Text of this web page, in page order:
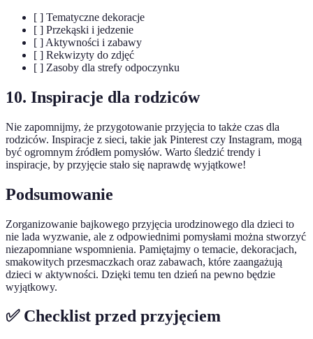
[ ] Tematyczne dekoracje
[ ] Przekąski i jedzenie
[ ] Aktywności i zabawy
[ ] Rekwizyty do zdjęć
[ ] Zasoby dla strefy odpoczynku
10. Inspiracje dla rodziców
Nie zapomnijmy, że przygotowanie przyjęcia to także czas dla
rodziców. Inspiracje z sieci, takie jak Pinterest czy Instagram, mogą
być ogromnym źródłem pomysłów. Warto śledzić trendy i
inspiracje, by przyjęcie stało się naprawdę wyjątkowe!
Podsumowanie
Zorganizowanie bajkowego przyjęcia urodzinowego dla dzieci to
nie lada wyzwanie, ale z odpowiednimi pomysłami można stworzyć
niezapomniane wspomnienia. Pamiętajmy o temacie, dekoracjach,
smakowitych przesmaczkach oraz zabawach, które zaangażują
dzieci w aktywności. Dzięki temu ten dzień na pewno będzie
wyjątkowy.
✅ Checklist przed przyjęciem